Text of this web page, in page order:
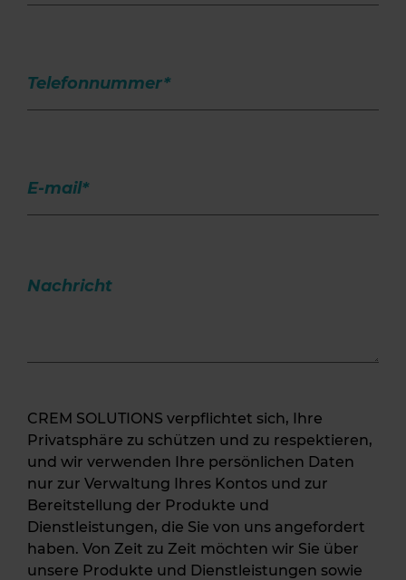
CREM SOLUTIONS verpflichtet sich, Ihre
Privatsphäre zu schützen und zu respektieren,
und wir verwenden Ihre persönlichen Daten
nur zur Verwaltung Ihres Kontos und zur
Bereitstellung der Produkte und
Dienstleistungen, die Sie von uns angefordert
haben. Von Zeit zu Zeit möchten wir Sie über
unsere Produkte und Dienstleistungen sowie